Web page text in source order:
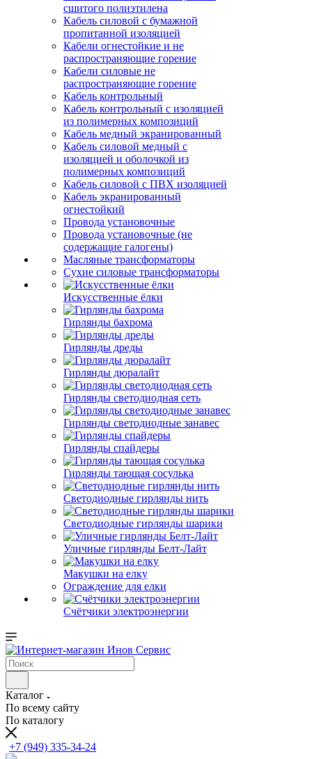
сшитого полиэтилена
Кабель силовой с бумажной
пропитанной изоляцией
Кабели огнестойкие и не
распространяющие горение
Кабели силовые не
распространяющие горение
Кабель контрольный
Кабель контрольный с изоляцией
из полимерных композиций
Кабель медный экранированный
Кабель силовой медный с
изоляцией и оболочкой из
полимерных композиций
Кабель силовой с ПВХ изоляцией
Кабель экранированный
огнестойкий
Провода установочные
Провода установочные (не
содержащие галогены)
Масляные трансформаторы
Сухие силовые трансформаторы
Искусственные ёлки
Гирлянды бахрома
Гирлянды дреды
Гирлянды дюралайт
Гирлянды светодиодная сеть
Гирлянды светодиодные занавес
Гирлянды спайдеры
Гирлянды тающая сосулька
Светодиодные гирлянды нить
Светодиодные гирлянды шарики
Уличные гирлянды Белт-Лайт
Макушки на елку
Ограждение для елки
Счётчики электроэнергии
Каталог
По всему сайту
По каталогу
+7 (949) 335-34-24